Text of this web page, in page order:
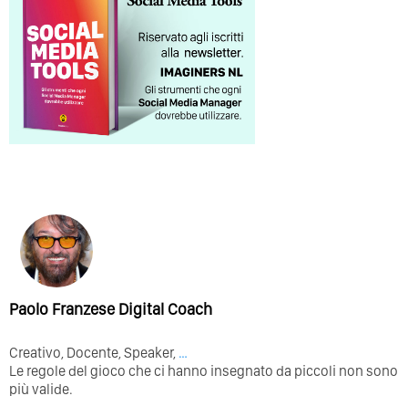
Paolo Franzese Digital Coach
Creativo, Docente, Speaker, …
Le regole del gioco che ci hanno insegnato da piccoli non sono
più valide.